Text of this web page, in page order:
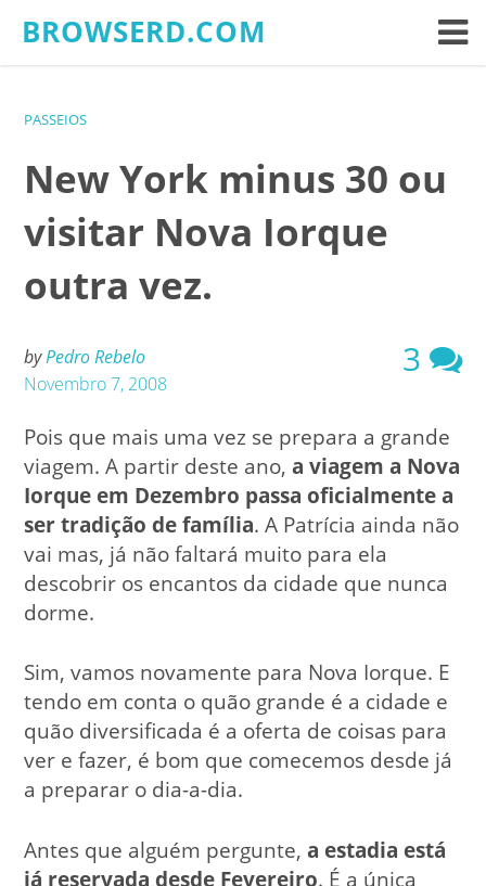
BROWSERD.COM
PASSEIOS
New York minus 30 ou
visitar Nova Iorque
outra vez.
byPedro Rebelo
Novembro 7, 2008
3
Pois que mais uma vez se prepara a grande
viagem. A partir deste ano,a viagem a Nova
Iorque em Dezembro passa oficialmente a
ser tradição de família. A Patrícia ainda não
vai mas, já não faltará muito para ela
descobrir os encantos da cidade que nunca
dorme.
Sim, vamos novamente para Nova Iorque. E
tendo em conta o quão grande é a cidade e
quão diversificada é a oferta de coisas para
ver e fazer, é bom que comecemos desde já
a preparar o dia-a-dia.
Antes que alguém pergunte,a estadia está
já reservada desde Fevereiro. É a única